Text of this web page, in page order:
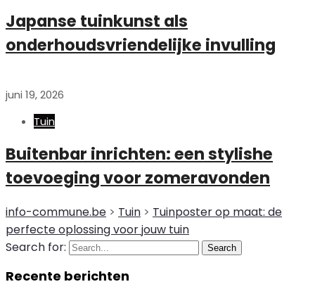
Japanse tuinkunst als
onderhoudsvriendelijke invulling
juni 19, 2026
Tuin
Buitenbar inrichten: een stylishe
toevoeging voor zomeravonden
info-commune.be > Tuin > Tuinposter op maat: de
perfecte oplossing voor jouw tuin
Search for:
Search
Recente berichten